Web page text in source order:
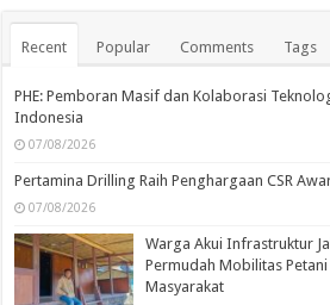
Recent Popular Comments Tags
PHE: Pemboran Masif dan Kolaborasi
Indonesia
07/08/2026
Pertamina Drilling Raih Penghargaan CSR
07/08/2026
Warga Akui Infrastruktur
Permudah Mobilitas
Masyarakat